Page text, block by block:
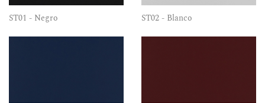
ST01 - Negro ST02 - Blanco